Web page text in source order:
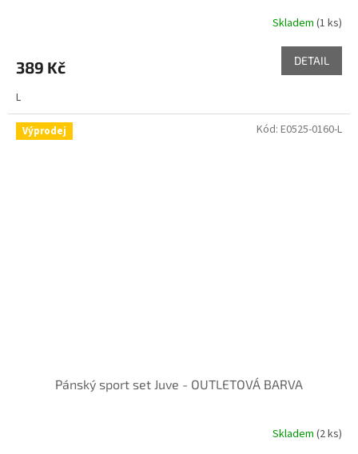
Skladem (1 ks)
389 Kč DETAIL
L
Výprodej
Pánský sport set Juve - OUTLETOVÁ BARVA
Skladem (2 ks)
Kód: E0525-0160-L